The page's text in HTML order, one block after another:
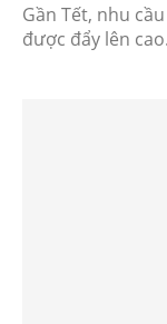
Gần Tết, nhu
được đẩy lên